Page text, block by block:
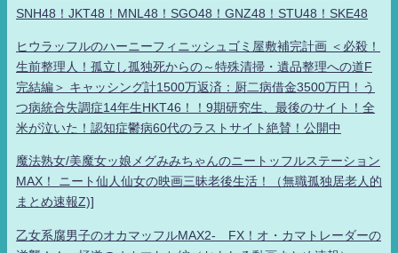
SNH48！JKT48！MNL48！SGO48！GNZ48！STU48！SKE48
ヒウラッフルのハーニーフィニッシュゴミ屋敷補完計画 ＜必殺！
生前整理人！孤立し孤独死からの～特殊清掃・遺品整理への道F
完結編＞ キャッシング計1500万返済：厨二病借金3500万円！う
つ病統合失調症14年生HKT46！！9期研究生、最後のサイト！全
米が泣いた！認知症鬱病60代のラストサイト絶賛！公開中
魔法熟女/美魔女ッ娘メグみみちゃんのニートッフルステーション
MAX！ ニート仙人仙女の映画三昧老後生活！（無職孤独居老人的
まとめ速報Z)]
乙女系腐男子のオカマッフルMAX2- FX！オ・カマトレーダーの